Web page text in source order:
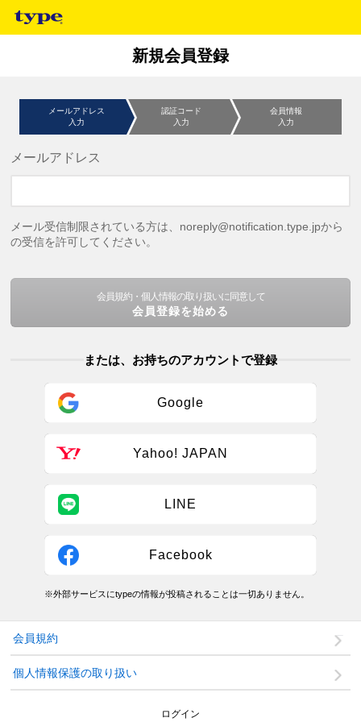
新規会員登録
メールアドレス
入力
認証コード
入力
会員情報
入力
メールアドレス
メール受信制限されている方は、noreply@notification.type.jpから
の受信を許可してください。
会員規約・個人情報の取り扱いに同意して
会員登録を始める
または、お持ちのアカウントで登録
Google
Yahoo! JAPAN
LINE
Facebook
※外部サービスにtypeの情報が投稿されることは一切ありません。
会員規約
個人情報保護の取り扱い
ログイン